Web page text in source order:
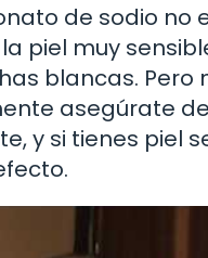
de sodio no
piel muy
blancas. Pero
asegúrate
y si tienes piel